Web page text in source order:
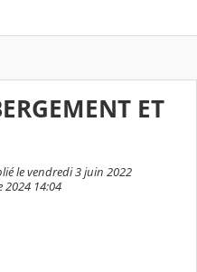
ET
le vendredi 3 juin 2022
2024 14:04